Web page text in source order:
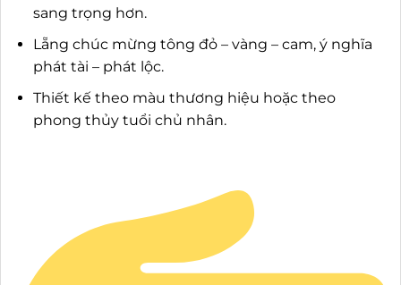
sang trọng hơn.
Lẵng chúc mừng tông đỏ – vàng – cam, ý nghĩa
phát tài – phát lộc.
Thiết kế theo màu thương hiệu hoặc theo
phong thủy tuổi chủ nhân.